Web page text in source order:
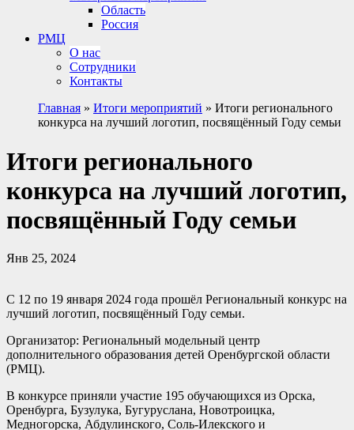
Область
Россия
РМЦ
О нас
Сотрудники
Контакты
Главная » Итоги мероприятий » Итоги регионального
конкурса на лучший логотип, посвящённый Году семьи
Итоги регионального
конкурса на лучший логотип,
посвящённый Году семьи
Янв 25, 2024
С 12 по 19 января 2024 года прошёл Региональный конкурс на
лучший логотип, посвящённый Году семьи.
Организатор: Региональный модельный центр
дополнительного образования детей Оренбургской области
(РМЦ).
В конкурсе приняли участие 195 обучающихся из Орска,
Оренбурга, Бузулука, Бугуруслана, Новотроицка,
Медногорска, Абдулинского, Соль-Илекского и